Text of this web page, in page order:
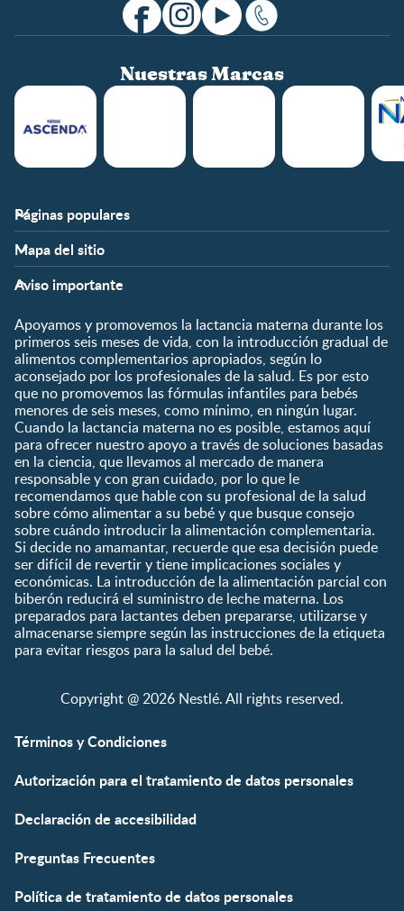
Nuestras Marcas
Páginas populares
Nestlé FamilyNes
Expertos en Nutrición
Preguntas Frecuentes
¿Quiénes somos?
Club
Marcas y productos
Nuestros Productos
Nuestras Marcas
Mapa del sitio
Etapas
Preconcepción
Embarazo
Posparto
0 a 4 meses
4 a 6 meses
6 a 8 meses
8 a 12 meses
12 a 24 meses
Desde 2 años
Preescolar
Escolar
Temas
Nutrición
Salud
Maternidad
Paternidad
Vida en familia
Marcas
CERELAC®
GERBER®
KLIM®
NAN® 3
NAN® Optipro® 3
NAN® Supreme 3
NESTUM®
NESCARE®
Productos
Cereales Infantiles
Compotas y galletas
Fórmulas Infantiles
Vitaminas y Suplementos
Herramientas
Aviso importante
Apoyamos y promovemos la lactancia materna durante los
primeros seis meses de vida, con la introducción gradual de
alimentos complementarios apropiados, según lo
aconsejado por los profesionales de la salud. Es por esto
que no promovemos las fórmulas infantiles para bebés
menores de seis meses, como mínimo, en ningún lugar.
Cuando la lactancia materna no es posible, estamos aquí
para ofrecer nuestro apoyo a través de soluciones basadas
en la ciencia, que llevamos al mercado de manera
responsable y con gran cuidado, por lo que le
recomendamos que hable con su profesional de la salud
sobre cómo alimentar a su bebé y que busque consejo
sobre cuándo introducir la alimentación complementaria.
Si decide no amamantar, recuerde que esa decisión puede
ser difícil de revertir y tiene implicaciones sociales y
económicas. La introducción de la alimentación parcial con
biberón reducirá el suministro de leche materna. Los
preparados para lactantes deben prepararse, utilizarse y
almacenarse siempre según las instrucciones de la etiqueta
para evitar riesgos para la salud del bebé.
Copyright @ 2026 Nestlé. All rights reserved.
Términos y Condiciones
Autorización para el tratamiento de datos personales
Declaración de accesibilidad
Preguntas Frecuentes
Política de tratamiento de datos personales